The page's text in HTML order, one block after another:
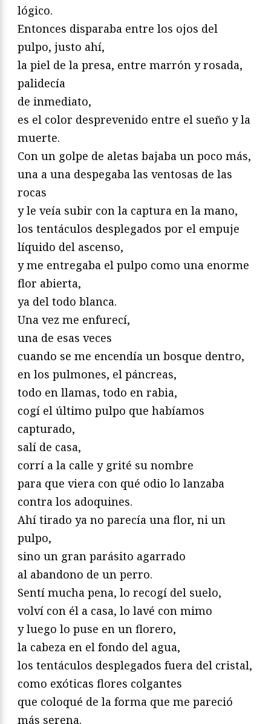
lógico.
Entonces disparaba entre los ojos del
pulpo, justo ahí,
la piel de la presa, entre marrón y rosada,
palidecía
de inmediato,
es el color desprevenido entre el sueño y la
muerte.
Con un golpe de aletas bajaba un poco más,
una a una despegaba las ventosas de las
rocas
y le veía subir con la captura en la mano,
los tentáculos desplegados por el empuje
líquido del ascenso,
y me entregaba el pulpo como una enorme
flor abierta,
ya del todo blanca.
Una vez me enfurecí,
una de esas veces
cuando se me encendía un bosque dentro,
en los pulmones, el páncreas,
todo en llamas, todo en rabia,
cogí el último pulpo que habíamos
capturado,
salí de casa,
corrí a la calle y grité su nombre
para que viera con qué odio lo lanzaba
contra los adoquines.
Ahí tirado ya no parecía una flor, ni un
pulpo,
sino un gran parásito agarrado
al abandono de un perro.
Sentí mucha pena, lo recogí del suelo,
volví con él a casa, lo lavé con mimo
y luego lo puse en un florero,
la cabeza en el fondo del agua,
los tentáculos desplegados fuera del cristal,
como exóticas flores colgantes
que coloqué de la forma que me pareció
más serena.